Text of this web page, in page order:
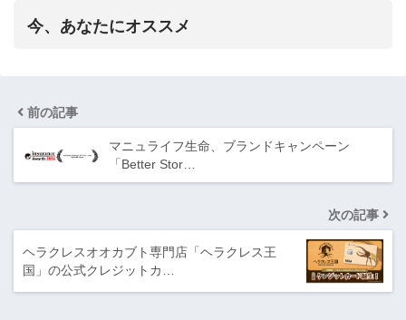
今、あなたにオススメ
前の記事
マニュライフ生命、ブランドキャンペーン
「Better Stor…
次の記事
ヘラクレスオオカブト専門店「ヘラクレス王
国」の公式クレジットカ…